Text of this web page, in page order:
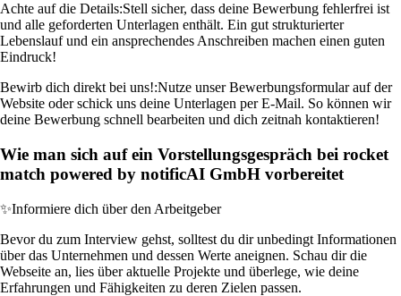
Achte auf die Details:Stell sicher, dass deine Bewerbung fehlerfrei ist
und alle geforderten Unterlagen enthält. Ein gut strukturierter
Lebenslauf und ein ansprechendes Anschreiben machen einen guten
Eindruck!
Bewirb dich direkt bei uns!:Nutze unser Bewerbungsformular auf der
Website oder schick uns deine Unterlagen per E-Mail. So können wir
deine Bewerbung schnell bearbeiten und dich zeitnah kontaktieren!
Wie man sich auf ein Vorstellungsgespräch bei rocket
match powered by notificAI GmbH vorbereitet
✨Informiere dich über den Arbeitgeber
Bevor du zum Interview gehst, solltest du dir unbedingt Informationen
über das Unternehmen und dessen Werte aneignen. Schau dir die
Webseite an, lies über aktuelle Projekte und überlege, wie deine
Erfahrungen und Fähigkeiten zu deren Zielen passen.